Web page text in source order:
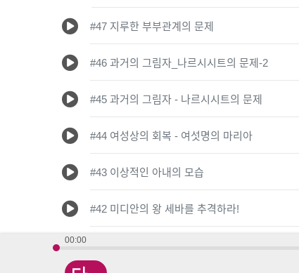
00:00
#47 지루한 부부관계의 문제
#46 과거의 그림자_나르시시트의 문제-2
#45 과거의 그림자 - 나르시시트의 문제
#44 여성상의 회복 - 여섯명의 마리아
#43 이상적인 아내의 모습
#42 미디안의 왕 세바를 추격하라!